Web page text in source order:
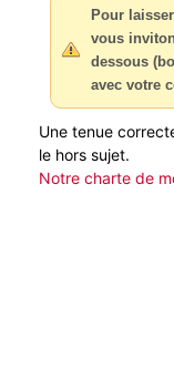
Pour
vous
dessous
avec votre
Une tenue
le hors sujet.
Notre charte de